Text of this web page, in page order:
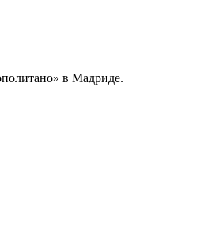
в Мадриде.